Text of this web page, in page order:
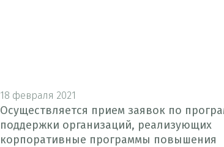
18 февраля 2021
Осуществляется прием заявок по
поддержки организаций, реализующих
корпоративные программы повышения